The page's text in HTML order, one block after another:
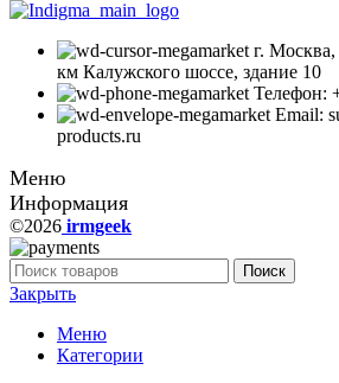
г.
км Калужского шоссе, здание 10
Телефон:
Email:
products.ru
Меню
Информация
©2026 irmgeek
Поиск
Закрыть
Меню
Категории